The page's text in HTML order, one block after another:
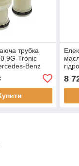
трубка
9G-Tronic
Benz
8